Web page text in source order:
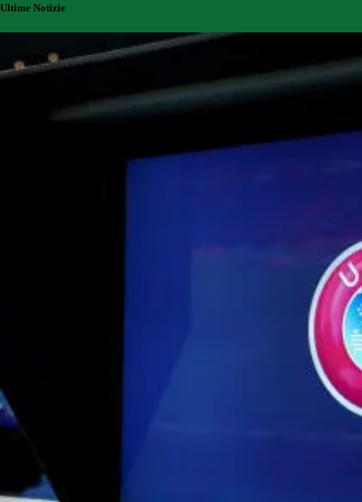
Ultime Notizie